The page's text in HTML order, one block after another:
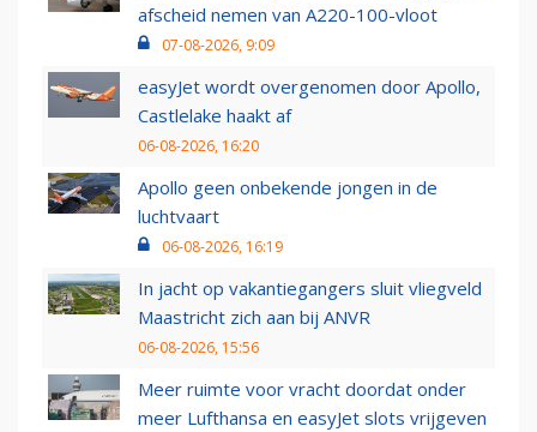
afscheid nemen van A220-100-vloot
07-08-2026, 9:09
easyJet wordt overgenomen door Apollo,
Castlelake haakt af
06-08-2026, 16:20
Apollo geen onbekende jongen in de
luchtvaart
06-08-2026, 16:19
In jacht op vakantiegangers sluit vliegveld
Maastricht zich aan bij ANVR
06-08-2026, 15:56
Meer ruimte voor vracht doordat onder
meer Lufthansa en easyJet slots vrijgeven